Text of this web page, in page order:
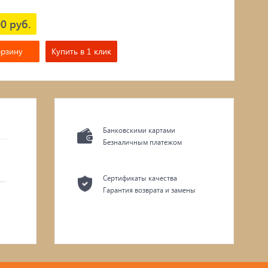
руб.
Купить в 1 клик
Банковскими картами
Безналичным платежом
Сертификаты качества
Гарантия возврата и замены